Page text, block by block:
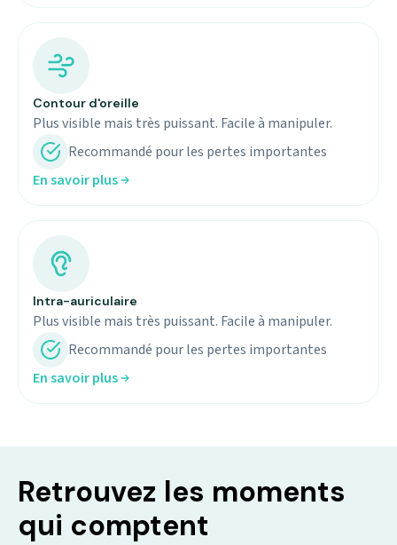
Contour d'oreille
Plus visible mais très puissant. Facile à manipuler.
Recommandé pour les pertes importantes
En savoir plus
Intra-auriculaire
Plus visible mais très puissant. Facile à manipuler.
Recommandé pour les pertes importantes
En savoir plus
Retrouvez les moments
qui comptent